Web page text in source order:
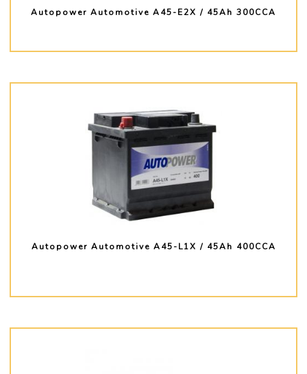
Autopower Automotive A45-E2X / 45Ah 300CCA
Autopower Automotive A45-L1X / 45Ah 400CCA